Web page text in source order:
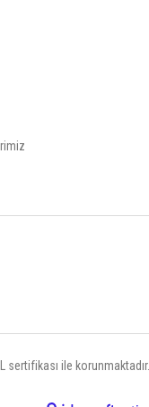
ile korunmaktadır.